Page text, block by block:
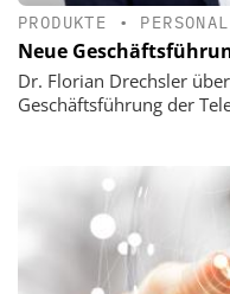
PRODUKTE • PERSONAL
Neue
Dr. Florian Drechsler
Geschäftsführung der